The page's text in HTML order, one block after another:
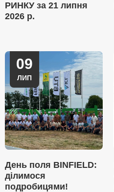
РИНКУ за 21 липня
2026 р.
09
ЛИП
День поля BINFIELD:
ділимося
подробицями!